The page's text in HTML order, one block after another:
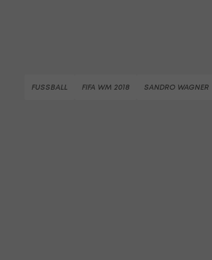
FUSSBALL FIFA WM 2018 SANDRO WAGNER